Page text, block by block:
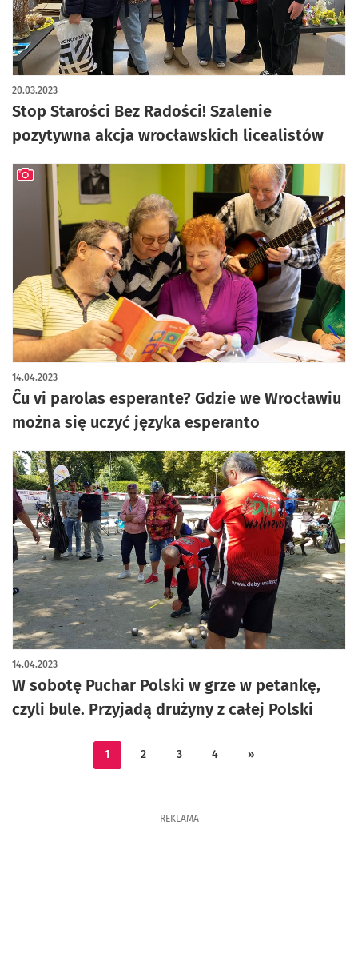
Stop Starości Bez Radości! Szalenie
pozytywna akcja wrocławskich licealistów
20.03.2023
artykuł z galerią zdjęć
Ĉu vi parolas esperante? Gdzie we Wrocławiu
można się uczyć języka esperanto
14.04.2023
artykuł z galerią zdjęć
W sobotę Puchar Polski w grze w petankę,
czyli bule. Przyjadą drużyny z całej Polski
14.04.2023
1 2 3 4 »
REKLAMA